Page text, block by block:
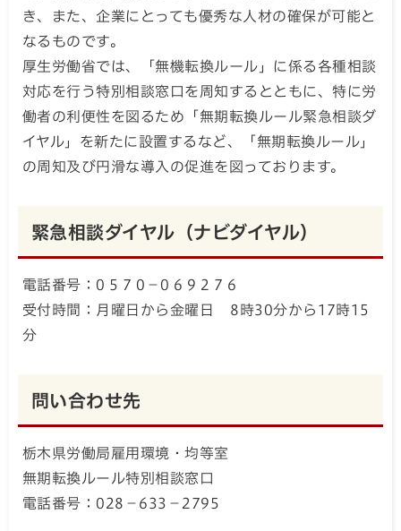
き、また、企業にとっても優秀な人材の確保が可能と
なるものです。
厚生労働省では、「無機転換ルール」に係る各種相談
対応を行う特別相談窓口を周知するとともに、特に労
働者の利便性を図るため「無期転換ルール緊急相談ダ
イヤル」を新たに設置するなど、「無期転換ルール」
の周知及び円滑な導入の促進を図っております。
緊急相談ダイヤル（ナビダイヤル）
電話番号：0 5 7 0－0 6 9 2 7 6
受付時間：月曜日から金曜日 8時30分から17時15
分
問い合わせ先
栃木県労働局雇用環境・均等室
無期転換ルール特別相談窓口
電話番号：028－633－2795